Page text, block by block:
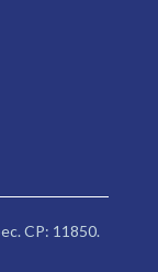
CP: 11850.